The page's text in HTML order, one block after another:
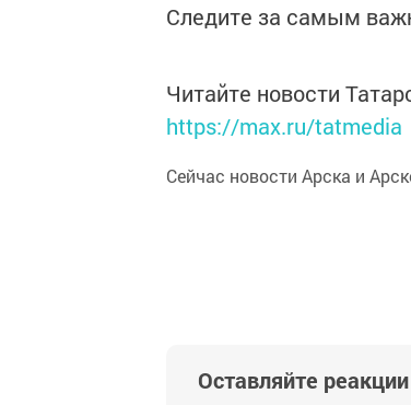
Следите за самым
Читайте новости
https://max.ru/tatmedia
Сейчас новости Арска и
Оставляйте реакции